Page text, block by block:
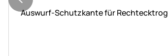
Noch keine Bewertungen abgegeben
Auswurf-Schutzkante für Rechtecktrog